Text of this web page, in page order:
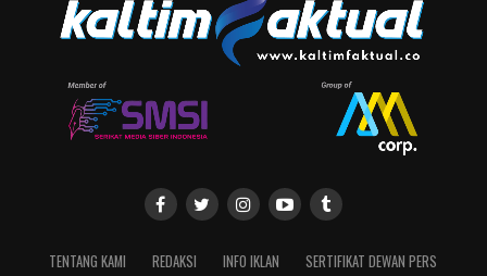
TENTANG KAMI REDAKSI INFO IKLAN
SERTIFIKAT DEWAN PERS